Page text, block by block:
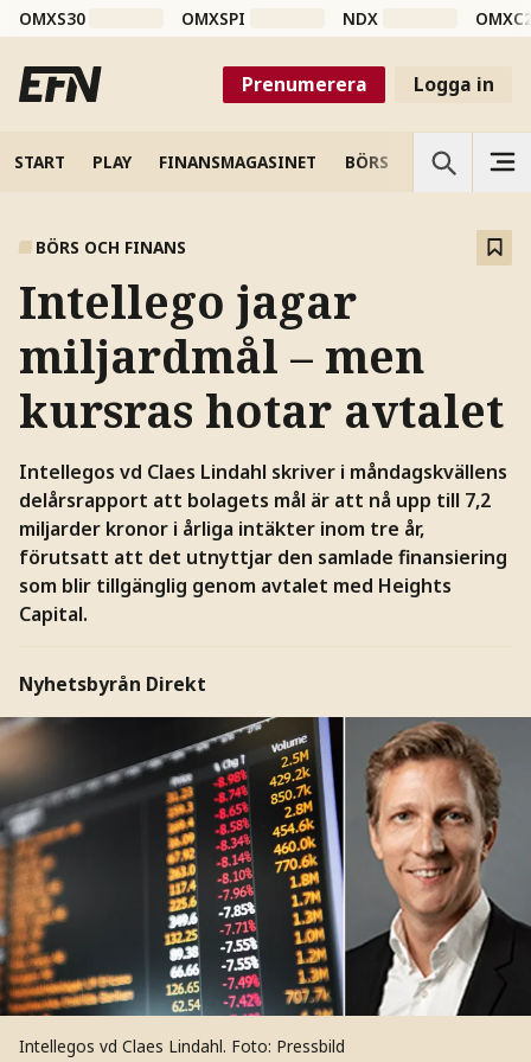
OMXS30 OMXSPI NDX
Prenumerera Logga in
START PLAY FINANSMAGASINET BÖRS VETENSKAP
BÖRS OCH FINANS
Intellego jagar
miljardmål – men
kursras hotar avtalet
Intellegos vd Claes Lindahl skriver i måndagskvällens
delårsrapport att bolagets mål är att nå upp till 7,2
miljarder kronor i årliga intäkter inom tre år,
förutsatt att det utnyttjar den samlade finansiering
som blir tillgänglig genom avtalet med Heights
Capital.
Nyhetsbyrån Direkt
Intellegos vd Claes Lindahl. Foto: Pressbild